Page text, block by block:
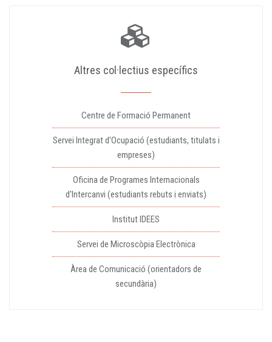
Altres col·lectius específics
Centre de Formació Permanent
Servei Integrat d'Ocupació (estudiants, titulats i
empreses)
Oficina de Programes Internacionals
d'Intercanvi (estudiants rebuts i enviats)
Institut IDEES
Servei de Microscòpia Electrònica
Àrea de Comunicació (orientadors de
secundària)